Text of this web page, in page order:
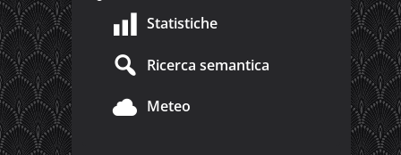
Statistiche
Ricerca semantica
Meteo